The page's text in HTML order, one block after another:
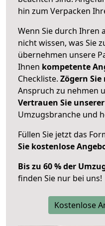
hin zum Verpacken
Wenn Sie durch Ihren
nicht wissen, was Sie
übernehmen unsere
Ihnen kompetente
Checkliste. Zögern
Anspruch zu nehmen
Vertrauen Sie
Umzugsbranche und
Füllen Sie jetzt das
Sie kostenlose
Bis zu 60 % der
finden Sie nur bei uns!
Kostenlose